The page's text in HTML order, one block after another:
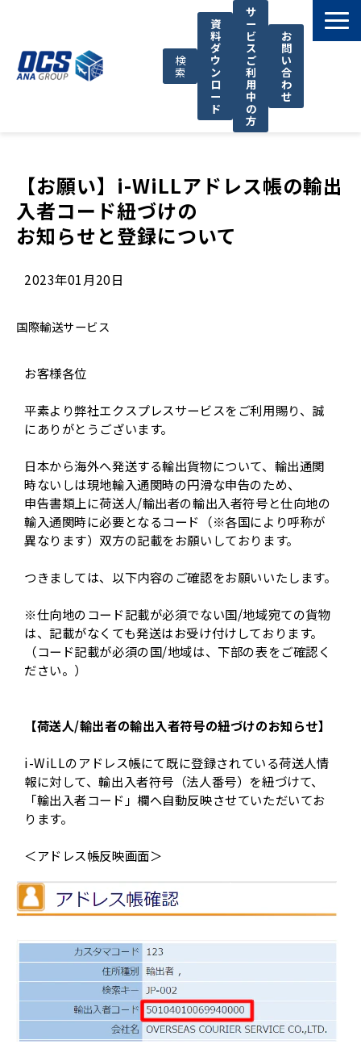
検
索
資
料
ダ
ウ
ン
ロ
ー
ド
サ
ー
ビ
ス
ご
利
用
中
の
方
お
問
い
合
わ
せ
OCSが選ばれる理由
お役立ち情報
サポート
【お願い】i-WiLLアドレス帳の輸出
入者コード紐づけの
お知らせと登録について
2023年01月20日
国際輸送サービス
お客様各位
平素より弊社エクスプレスサービスをご利用賜り、誠
にありがとうございます。
日本から海外へ発送する輸出貨物について、輸出通関
時ないしは現地輸入通関時の円滑な申告のため、
申告書類上に荷送人/輸出者の輸出入者符号と仕向地の
輸入通関時に必要となるコード（※各国により呼称が
異なります）双方の記載をお願いしております。
つきましては、以下内容のご確認をお願いいたします。
※仕向地のコード記載が必須でない国/地域宛ての貨物
は、記載がなくても発送はお受け付けしております。
（コード記載が必須の国/地域は、下部の表をご確認く
ださい。）
【荷送人/輸出者の輸出入者符号の紐づけのお知らせ】
i-WiLLのアドレス帳にて既に登録されている荷送人情
報に対して、輸出入者符号（法人番号）を紐づけて、
「輸出入者コード」欄へ自動反映させていただいてお
ります。
＜アドレス帳反映画面＞